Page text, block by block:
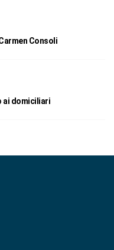
Consoli
ai domiciliari